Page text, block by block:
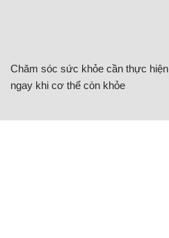
Chăm sóc sức khỏe cần thực hiện
ngay khi cơ thể còn khỏe